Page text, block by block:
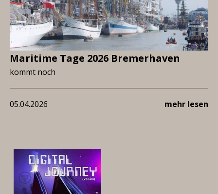
Maritime Tage 2026 Bremerhaven
kommt noch
05.04.2026 mehr lesen